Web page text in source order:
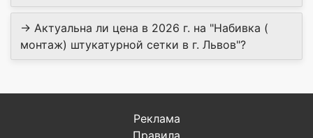
→ Актуальна ли цена в 2026 г. на "Набивка (
монтаж) штукатурной сетки в г. Львов"?
Реклама
Правила